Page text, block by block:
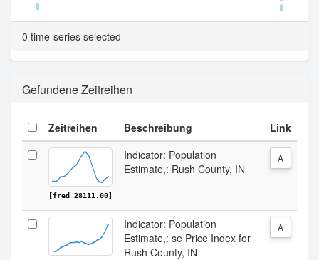
Tabellenansicht.
0 time-series selected
Gefundene Zeitreihen
Zeitreihen Beschreibung Link
[fred_28111.00]
Indicator: Population
Estimate,: Rush County, IN
A
Indicator: Population
Estimate,: se Price Index for
Rush County, IN
A